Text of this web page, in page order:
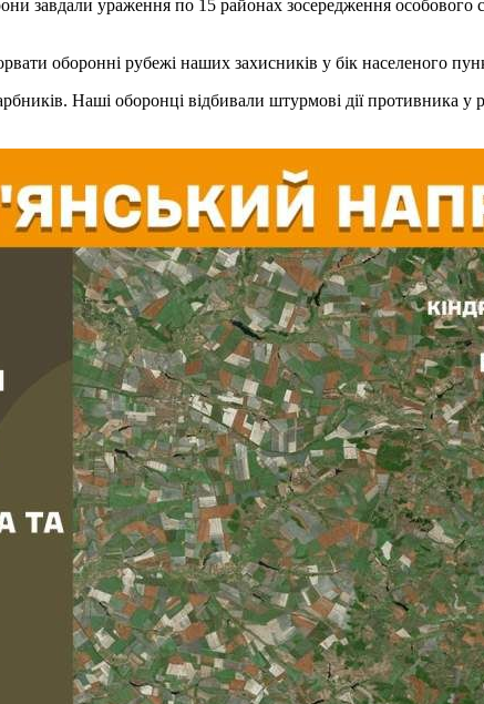
завдали ураження по 15 районах зосередження особового
оборонні рубежі наших захисників у бік населеного
Наші оборонці відбивали штурмові дії противника